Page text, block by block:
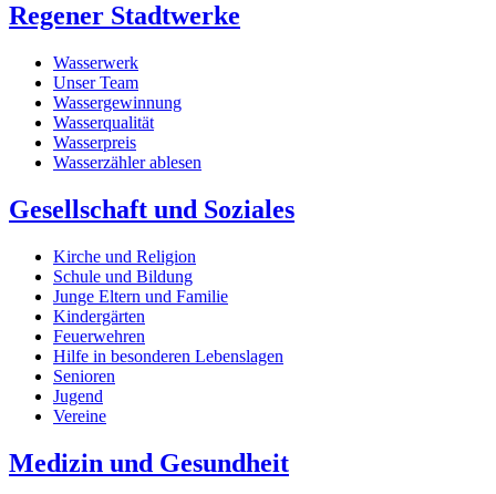
Regener Stadtwerke
Wasserwerk
Unser Team
Wassergewinnung
Wasserqualität
Wasserpreis
Wasserzähler ablesen
Gesellschaft und Soziales
Kirche und Religion
Schule und Bildung
Junge Eltern und Familie
Kindergärten
Feuerwehren
Hilfe in besonderen Lebenslagen
Senioren
Jugend
Vereine
Medizin und Gesundheit